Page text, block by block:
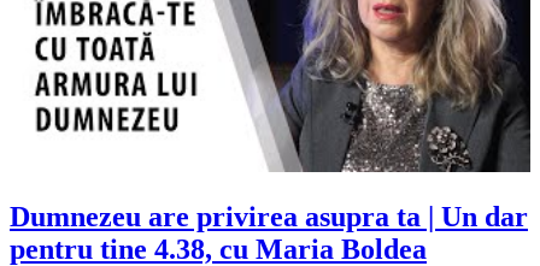
Dumnezeu are privirea asupra ta | Un dar
pentru tine 4.38, cu Maria Boldea